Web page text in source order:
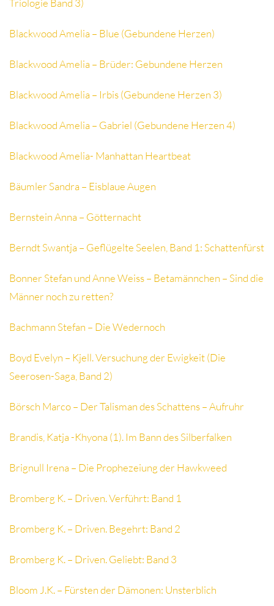
Triologie Band 3)
Blackwood Amelia – Blue (Gebundene Herzen)
Blackwood Amelia – Brüder: Gebundene Herzen
Blackwood Amelia – Irbis (Gebundene Herzen 3)
Blackwood Amelia – Gabriel (Gebundene Herzen 4)
Blackwood Amelia- Manhattan Heartbeat
Bäumler Sandra – Eisblaue Augen
Bernstein Anna – Götternacht
Berndt Swantja – Geflügelte Seelen, Band 1: Schattenfürst
Bonner Stefan und Anne Weiss – Betamännchen – Sind die
Männer noch zu retten?
Bachmann Stefan – Die Wedernoch
Boyd Evelyn – Kjell. Versuchung der Ewigkeit (Die
Seerosen-Saga, Band 2)
Börsch Marco – Der Talisman des Schattens – Aufruhr
Brandis, Katja -Khyona (1). Im Bann des Silberfalken
Brignull Irena – Die Prophezeiung der Hawkweed
Bromberg K. – Driven. Verführt: Band 1
Bromberg K. – Driven. Begehrt: Band 2
Bromberg K. – Driven. Geliebt: Band 3
Bloom J.K. – Fürsten der Dämonen: Unsterblich